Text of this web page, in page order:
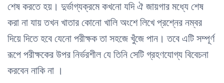
শেষ করতে হয়। দুর্ভাগ্যক্রমে কখনো যদি ঐ জায়গার মধ্যে শেষ
করা না যায় তখন খাতার কোনো খালি অংশে লিখে প্রশ্নের নম্বর
দিয়ে দিতে হবে যেনো পরীক্ষক তা সহজে খুঁজে পান। তবে এটি সম্পূর্ণ
রূপে পরীক্ষকের উপর নির্ভরশীল যে তিনি সেটি গ্রহণযোগ্য বিবেচনা
করবেন নাকি না ।